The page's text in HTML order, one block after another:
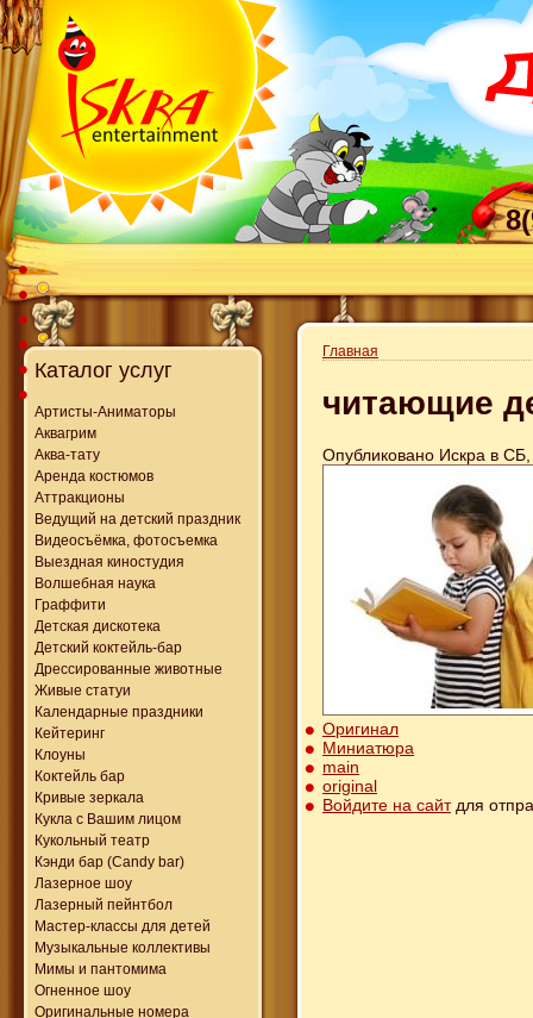
Каталог услуг
Артисты-Аниматоры
Аквагрим
Аква-тату
Аренда костюмов
Аттракционы
Ведущий на детский праздник
Видеосъёмка, фотосъемка
Выездная киностудия
Волшебная наука
Граффити
Детская дискотека
Детский коктейль-бар
Дрессированные животные
Живые статуи
Календарные праздники
Кейтеринг
Клоуны
Коктейль бар
Кривые зеркала
Кукла с Вашим лицом
Кукольный театр
Кэнди бар (Candy bar)
Лазерное шоу
Лазерный пейнтбол
Мастер-классы для детей
Музыкальные коллективы
Мимы и пантомима
Огненное шоу
Оригинальные номера
Главная
читающие
Опубликовано Искра в
Оригинал
Миниатюра
main
original
Войдите на сайтдля